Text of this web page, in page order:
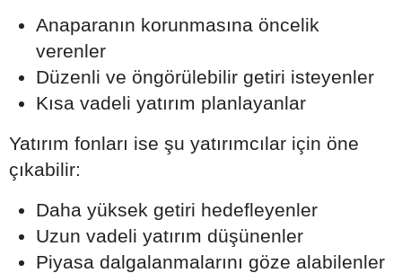
Anaparanın korunmasına öncelik
verenler
Düzenli ve öngörülebilir getiri isteyenler
Kısa vadeli yatırım planlayanlar
Yatırım fonları ise şu yatırımcılar için öne
çıkabilir:
Daha yüksek getiri hedefleyenler
Uzun vadeli yatırım düşünenler
Piyasa dalgalanmalarını göze alabilenler